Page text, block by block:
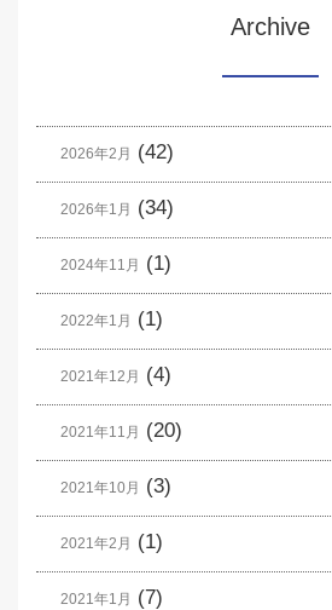
Archive
2026年2月 (42)
2026年1月 (34)
2024年11月 (1)
2022年1月 (1)
2021年12月 (4)
2021年11月 (20)
2021年10月 (3)
2021年2月 (1)
2021年1月 (7)